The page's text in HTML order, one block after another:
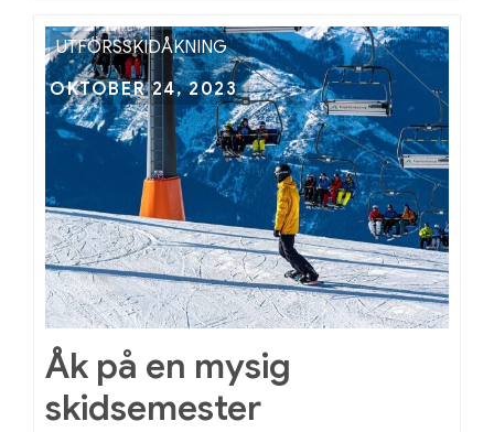
snus:
En
perfekt
kombination
för
vinteräventyr
UTFÖRSSKIDÅKNING
Posted
on
OKTOBER 24, 2023
Åk på en mysig
skidsemester